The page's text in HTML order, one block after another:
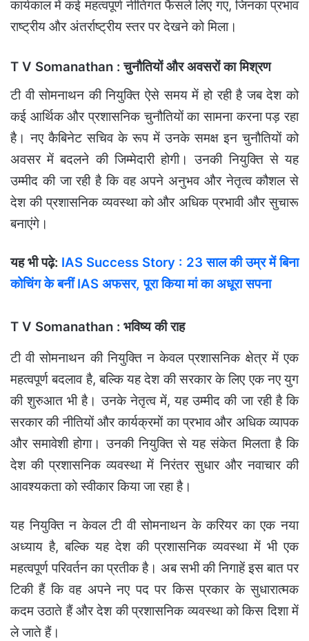
कार्यकाल में कई महत्वपूर्ण नीतिगत फैसले लिए गए, जिनका प्रभाव
राष्ट्रीय और अंतर्राष्ट्रीय स्तर पर देखने को मिला।
T V Somanathan : चुनौतियों और अवसरों का मिश्रण
टी वी सोमनाथन की नियुक्ति ऐसे समय में हो रही है जब देश को
कई आर्थिक और प्रशासनिक चुनौतियों का सामना करना पड़ रहा
है। नए कैबिनेट सचिव के रूप में उनके समक्ष इन चुनौतियों को
अवसर में बदलने की जिम्मेदारी होगी। उनकी नियुक्ति से यह
उम्मीद की जा रही है कि वह अपने अनुभव और नेतृत्व कौशल से
देश की प्रशासनिक व्यवस्था को और अधिक प्रभावी और सुचारू
बनाएंगे।
यह भी पढ़े: IAS Success Story : 23 साल की उम्र में बिना
कोचिंग के बनीं IAS अफसर, पूरा किया मां का अधूरा सपना
T V Somanathan : भविष्य की राह
टी वी सोमनाथन की नियुक्ति न केवल प्रशासनिक क्षेत्र में एक
महत्वपूर्ण बदलाव है, बल्कि यह देश की सरकार के लिए एक नए युग
की शुरुआत भी है। उनके नेतृत्व में, यह उम्मीद की जा रही है कि
सरकार की नीतियों और कार्यक्रमों का प्रभाव और अधिक व्यापक
और समावेशी होगा। उनकी नियुक्ति से यह संकेत मिलता है कि
देश की प्रशासनिक व्यवस्था में निरंतर सुधार और नवाचार की
आवश्यकता को स्वीकार किया जा रहा है।
यह नियुक्ति न केवल टी वी सोमनाथन के करियर का एक नया
अध्याय है, बल्कि यह देश की प्रशासनिक व्यवस्था में भी एक
महत्वपूर्ण परिवर्तन का प्रतीक है। अब सभी की निगाहें इस बात पर
टिकी हैं कि वह अपने नए पद पर किस प्रकार के सुधारात्मक
कदम उठाते हैं और देश की प्रशासनिक व्यवस्था को किस दिशा में
ले जाते हैं।